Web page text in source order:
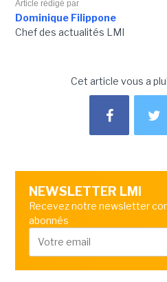
Article rédigé par
Dominique Filippone
Chef des actualités LMI
Cet article vous a
NEWSLETTER LMI
Recevez notre newsletter
abonnés